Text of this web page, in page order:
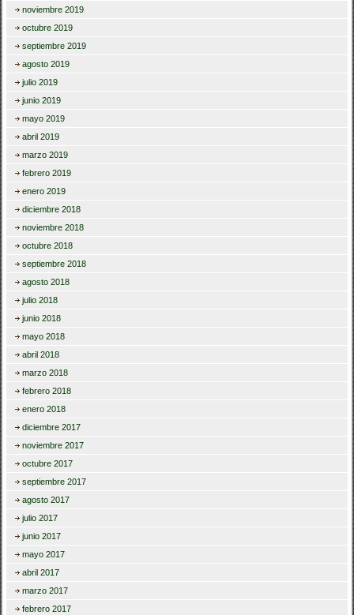
noviembre 2019
octubre 2019
septiembre 2019
agosto 2019
julio 2019
junio 2019
mayo 2019
abril 2019
marzo 2019
febrero 2019
enero 2019
diciembre 2018
noviembre 2018
octubre 2018
septiembre 2018
agosto 2018
julio 2018
junio 2018
mayo 2018
abril 2018
marzo 2018
febrero 2018
enero 2018
diciembre 2017
noviembre 2017
octubre 2017
septiembre 2017
agosto 2017
julio 2017
junio 2017
mayo 2017
abril 2017
marzo 2017
febrero 2017